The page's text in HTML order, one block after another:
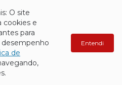
os direitos reservados.
O site
cookies e
para
desempenho
de
Entendi